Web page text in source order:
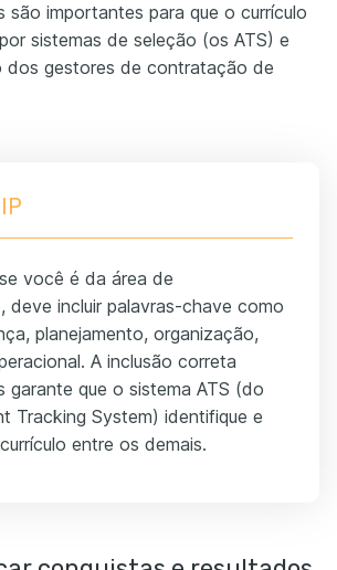
são importantes para que o currículo
sistemas de seleção (os ATS) e
dos gestores de contratação de
você é da área de
deve incluir palavras-chave como
planejamento, organização,
A inclusão correta
garante que o sistema ATS (do
Tracking System) identifique e
entre os demais.